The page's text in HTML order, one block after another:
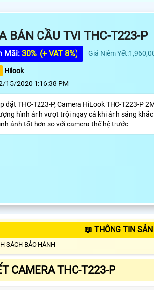
BÁN CẦU TVI THC-T223-P
Mãi: 30% (+ VAT 8%) Giá Niêm
Hilook
15/2020 1:16:38 PM
đặt THC-T223-P, Camera HiLook THC-T223-P
hình ảnh vượt trội ngay cả khi ánh sáng
ảnh tốt hơn so với camera thế hệ trước
📖 THÔNG TIN
SÁCH BẢO HÀNH
CAMERA THC-T223-P